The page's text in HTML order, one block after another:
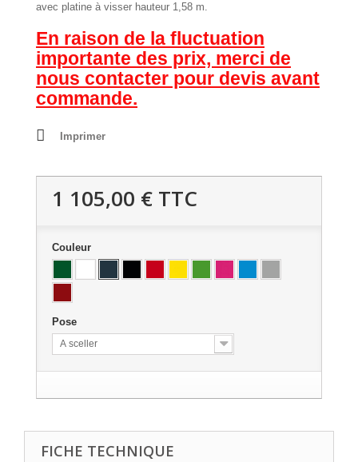
avec platine à visser hauteur 1,58 m.
En raison de la fluctuation
importante des prix, merci de
nous contacter pour devis avant
commande.
Imprimer
1 105,00 € TTC
Couleur
Pose
A sceller
FICHE TECHNIQUE